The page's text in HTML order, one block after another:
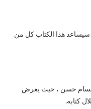
سيساعد هذا الكتاب كل من
حسام حسن ، حيث يعرض
كتابه.